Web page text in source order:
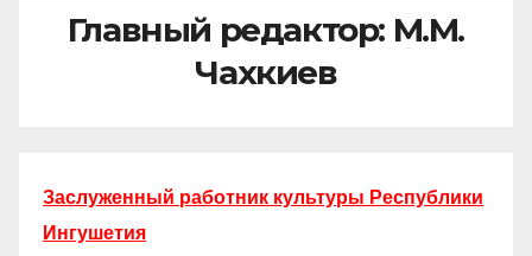
Главный редактор: М.М.
Чахкиев
Заслуженный работник культуры Республики
Ингушетия